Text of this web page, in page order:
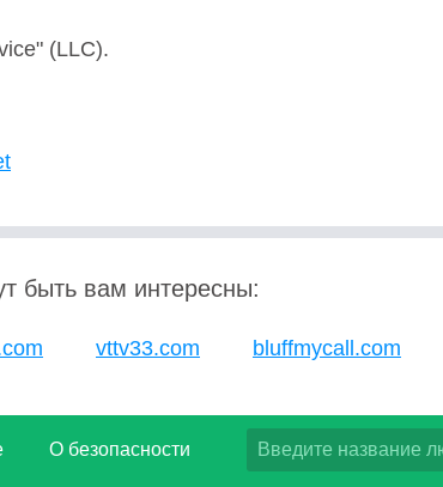
(LLC).
быть вам интересны:
vttv33.com bluffmycall.com
О безопасности